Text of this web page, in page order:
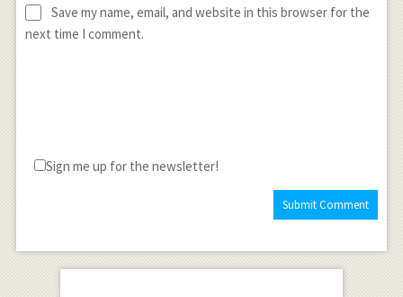
Save my name, email, and website in this browser for the
next time I comment.
Sign me up for the newsletter!